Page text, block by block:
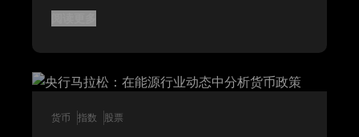
Reserve policy.
货币 指数 股票